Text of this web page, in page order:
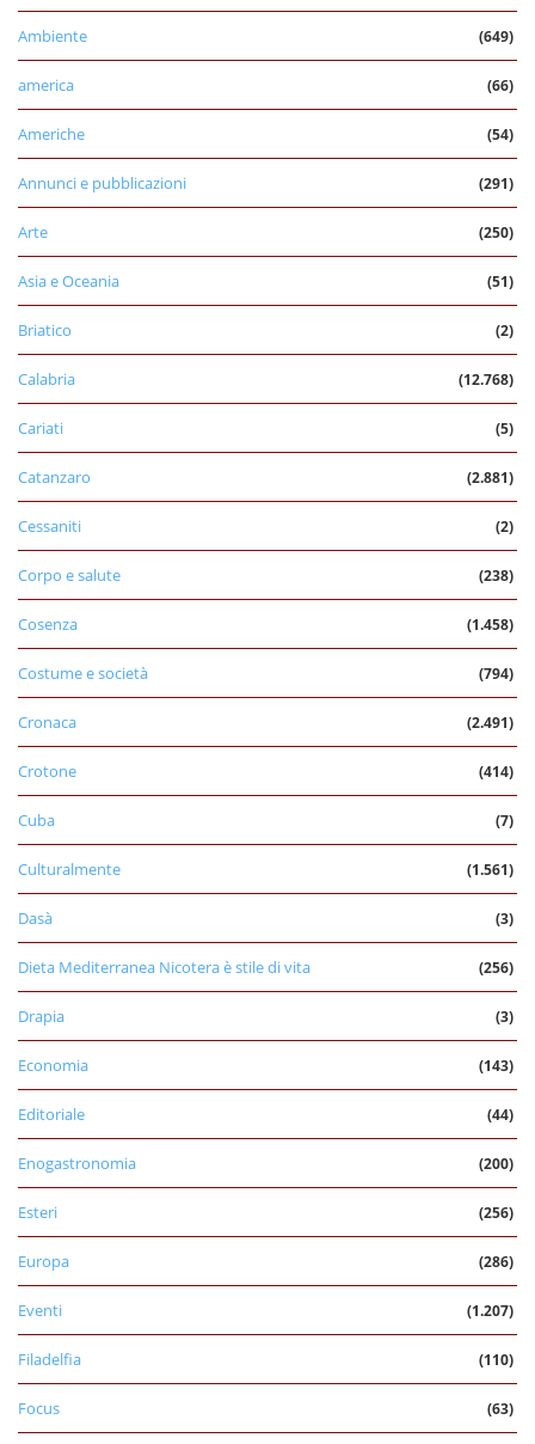
Ambiente (649)
america (66)
Americhe (54)
Annunci e pubblicazioni (291)
Arte (250)
Asia e Oceania (51)
Briatico (2)
Calabria (12.768)
Cariati (5)
Catanzaro (2.881)
Cessaniti (2)
Corpo e salute (238)
Cosenza (1.458)
Costume e società (794)
Cronaca (2.491)
Crotone (414)
Cuba (7)
Culturalmente (1.561)
Dasà (3)
Dieta Mediterranea Nicotera è stile di vita (256)
Drapia (3)
Economia (143)
Editoriale (44)
Enogastronomia (200)
Esteri (256)
Europa (286)
Eventi (1.207)
Filadelfia (110)
Focus (63)